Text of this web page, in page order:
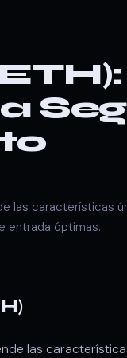
las características
entrada óptimas.
las